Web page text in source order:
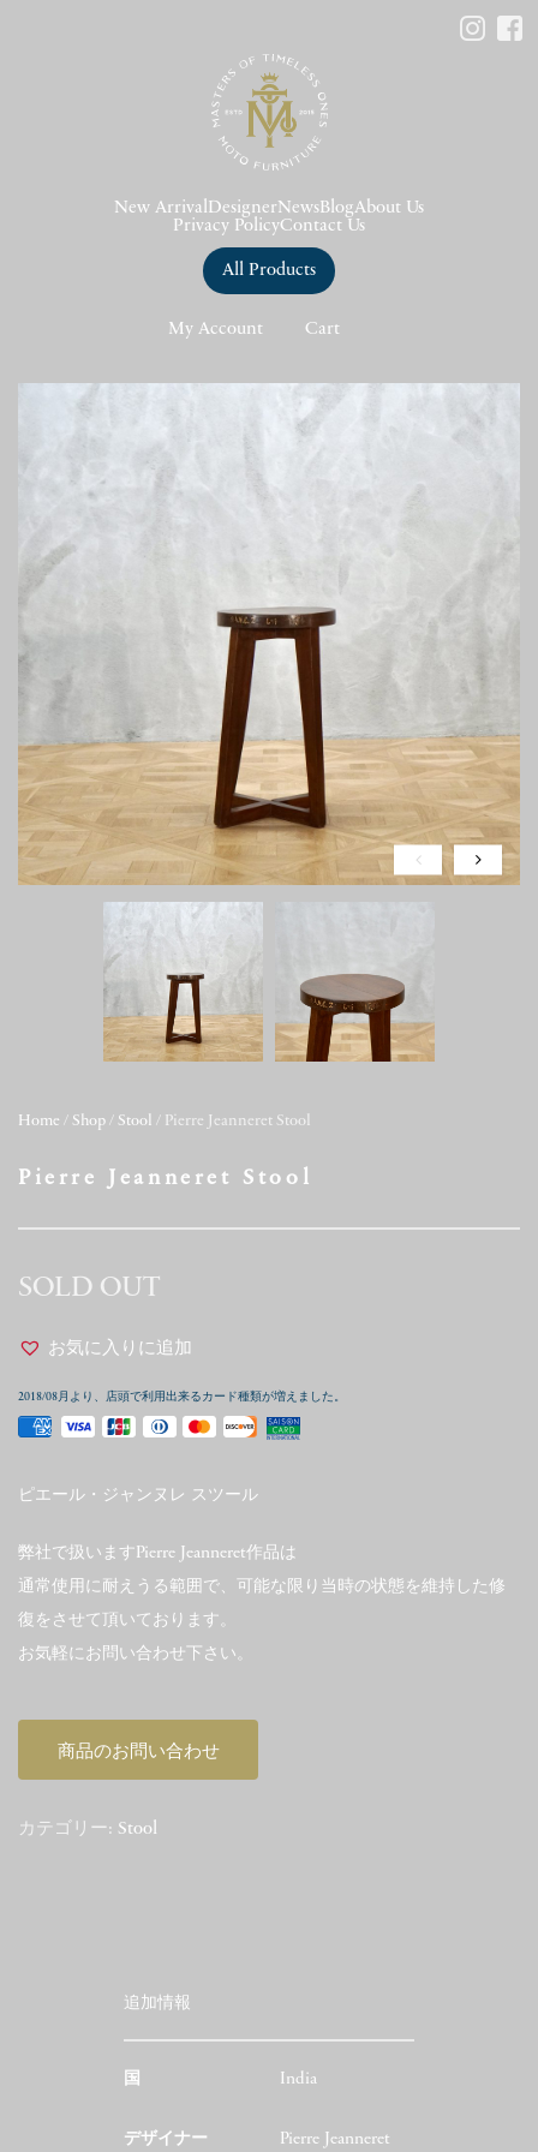
New Arrival DesignerNews BlogAbout Us
Privacy PolicyContact Us
All Products
My Account Cart
Home / Shop / Stool / Pierre Jeanneret Stool
Pierre Jeanneret Stool
SOLD OUT
お気に入りに追加
2018/08月より、店頭で利用出来るカード種類が増えました。
ピエール・ジャンヌレ スツール
弊社で扱いますPierre Jeanneret作品は
通常使用に耐えうる範囲で、可能な限り当時の状態を維持した修
復をさせて頂いております。
お気軽にお問い合わせ下さい。
商品のお問い合わせ
カテゴリー: Stool
追加情報
国 India
デザイナー Pierre Jeanneret